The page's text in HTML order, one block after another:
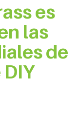
es
las
de